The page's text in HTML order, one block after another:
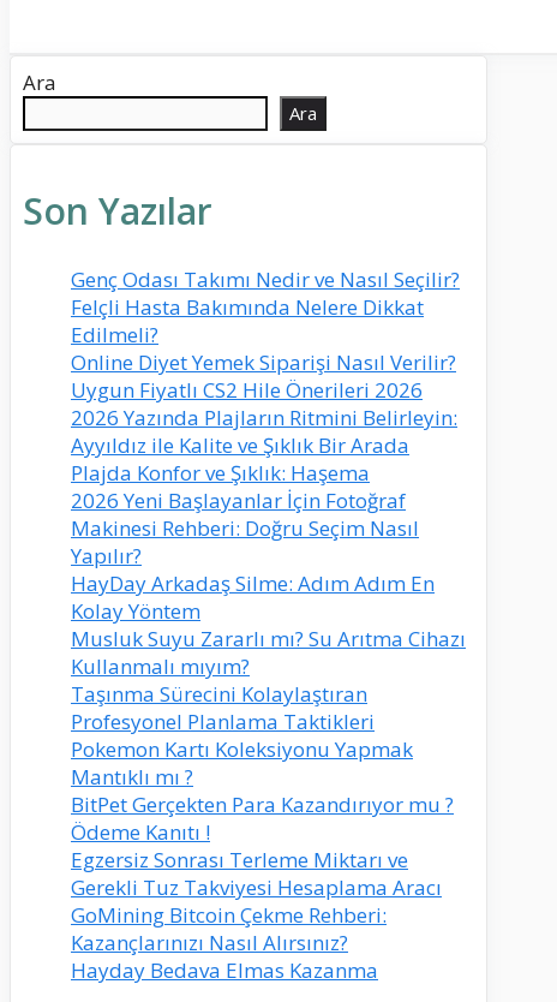
Ara
Ara
Son Yazılar
Genç Odası Takımı Nedir ve Nasıl Seçilir?
Felçli Hasta Bakımında Nelere Dikkat
Edilmeli?
Online Diyet Yemek Siparişi Nasıl Verilir?
Uygun Fiyatlı CS2 Hile Önerileri 2026
2026 Yazında Plajların Ritmini Belirleyin:
Ayyıldız ile Kalite ve Şıklık Bir Arada
Plajda Konfor ve Şıklık: Haşema
2026 Yeni Başlayanlar İçin Fotoğraf
Makinesi Rehberi: Doğru Seçim Nasıl
Yapılır?
HayDay Arkadaş Silme: Adım Adım En
Kolay Yöntem
Musluk Suyu Zararlı mı? Su Arıtma Cihazı
Kullanmalı mıyım?
Taşınma Sürecini Kolaylaştıran
Profesyonel Planlama Taktikleri
Pokemon Kartı Koleksiyonu Yapmak
Mantıklı mı ?
BitPet Gerçekten Para Kazandırıyor mu ?
Ödeme Kanıtı !
Egzersiz Sonrası Terleme Miktarı ve
Gerekli Tuz Takviyesi Hesaplama Aracı
GoMining Bitcoin Çekme Rehberi:
Kazançlarınızı Nasıl Alırsınız?
Hayday Bedava Elmas Kazanma